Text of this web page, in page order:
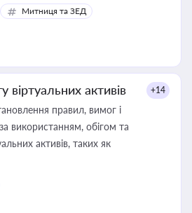
Митниця та ЗЕД
віртуальних активів +14
правил, вимог і
використанням, обігом та
активів, таких як